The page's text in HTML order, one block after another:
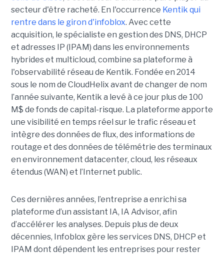
secteur d'être racheté. En l'occurrence Kentik qui
rentre dans le giron d'infoblox. Avec cette
acquisition, le spécialiste en gestion des DNS, DHCP
et adresses IP (IPAM) dans les environnements
hybrides et multicloud, combine sa plateforme à
l'observabilité réseau de Kentik. Fondée en 2014
sous le nom de CloudHelix avant de changer de nom
l’année suivante, Kentik a levé à ce jour plus de 100
M$ de fonds de capital-risque. La plateforme apporte
une visibilité en temps réel sur le trafic réseau et
intègre des données de flux, des informations de
routage et des données de télémétrie des terminaux
en environnement datacenter, cloud, les réseaux
étendus (WAN) et l’Internet public.
Ces dernières années, l’entreprise a enrichi sa
plateforme d’un assistant IA, IA Advisor, afin
d’accélérer les analyses. Depuis plus de deux
décennies, Infoblox gère les services DNS, DHCP et
IPAM dont dépendent les entreprises pour rester